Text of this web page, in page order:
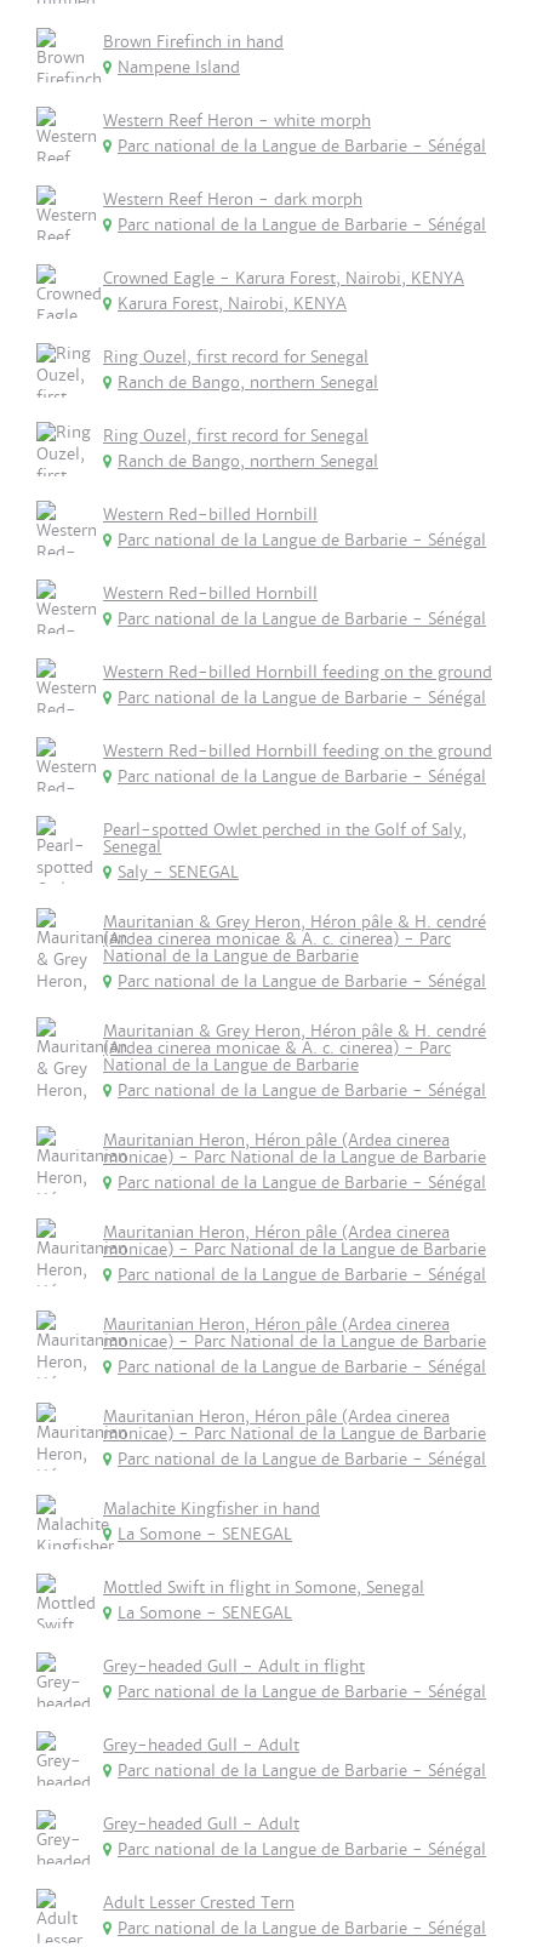
Brown Firefinch in hand
Nampene Island
Western Reef Heron - white morph
Parc national de la Langue de Barbarie - Sénégal
Western Reef Heron - dark morph
Parc national de la Langue de Barbarie - Sénégal
Crowned Eagle - Karura Forest, Nairobi, KENYA
Karura Forest, Nairobi, KENYA
Ring Ouzel, first record for Senegal
Ranch de Bango, northern Senegal
Ring Ouzel, first record for Senegal
Ranch de Bango, northern Senegal
Western Red-billed Hornbill
Parc national de la Langue de Barbarie - Sénégal
Western Red-billed Hornbill
Parc national de la Langue de Barbarie - Sénégal
Western Red-billed Hornbill feeding on the ground
Parc national de la Langue de Barbarie - Sénégal
Western Red-billed Hornbill feeding on the ground
Parc national de la Langue de Barbarie - Sénégal
Pearl-spotted Owlet perched in the Golf of Saly,
Senegal
Saly - SENEGAL
Mauritanian & Grey Heron, Héron pâle & H. cendré
(Ardea cinerea monicae & A. c. cinerea) - Parc
National de la Langue de Barbarie
Parc national de la Langue de Barbarie - Sénégal
Mauritanian & Grey Heron, Héron pâle & H. cendré
(Ardea cinerea monicae & A. c. cinerea) - Parc
National de la Langue de Barbarie
Parc national de la Langue de Barbarie - Sénégal
Mauritanian Heron, Héron pâle (Ardea cinerea
monicae) - Parc National de la Langue de Barbarie
Parc national de la Langue de Barbarie - Sénégal
Mauritanian Heron, Héron pâle (Ardea cinerea
monicae) - Parc National de la Langue de Barbarie
Parc national de la Langue de Barbarie - Sénégal
Mauritanian Heron, Héron pâle (Ardea cinerea
monicae) - Parc National de la Langue de Barbarie
Parc national de la Langue de Barbarie - Sénégal
Mauritanian Heron, Héron pâle (Ardea cinerea
monicae) - Parc National de la Langue de Barbarie
Parc national de la Langue de Barbarie - Sénégal
Malachite Kingfisher in hand
La Somone - SENEGAL
Mottled Swift in flight in Somone, Senegal
La Somone - SENEGAL
Grey-headed Gull - Adult in flight
Parc national de la Langue de Barbarie - Sénégal
Grey-headed Gull - Adult
Parc national de la Langue de Barbarie - Sénégal
Grey-headed Gull - Adult
Parc national de la Langue de Barbarie - Sénégal
Adult Lesser Crested Tern
Parc national de la Langue de Barbarie - Sénégal